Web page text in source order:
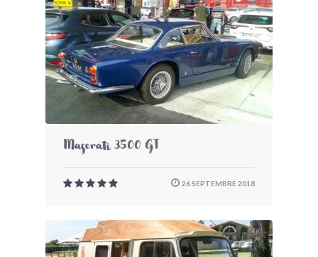
Maserati 3500 GT
26 SEPTEMBRE 2018